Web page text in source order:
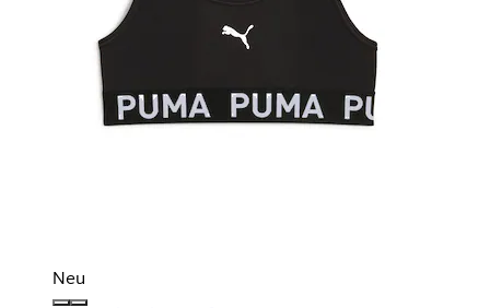
Neu